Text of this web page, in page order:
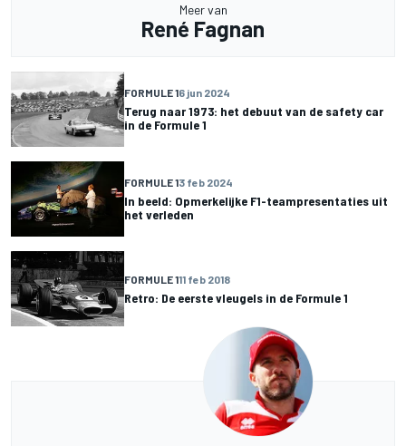
Meer van
René Fagnan
FORMULE 16 jun 2024
Terug naar 1973: het debuut van de safety car
in de Formule 1
FORMULE 13 feb 2024
In beeld: Opmerkelijke F1-teampresentaties uit
het verleden
FORMULE 111 feb 2018
Retro: De eerste vleugels in de Formule 1